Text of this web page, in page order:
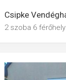
2 szoba 6 férőhely